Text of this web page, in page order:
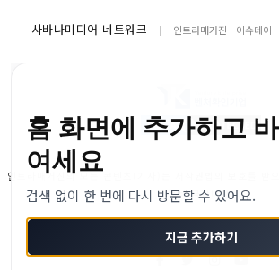
사바나미디어 네트워크 인트라매거진 이슈데이
인트라매거진의 모든 콘텐츠(기사)는 저작권법의 보호를 받
등을 금합니다.
© 2024–2026 인트라매거진. All
홈 화면에 추가하고
여세요
검색 없이 한 번에 다시 방문할 수 있어요.
지금 추가하기